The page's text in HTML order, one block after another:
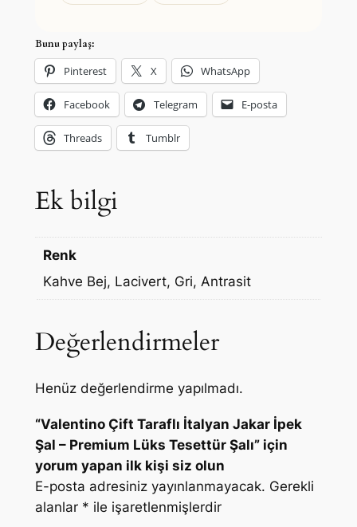
Bunu paylaş:
Pinterest X WhatsApp
Facebook Telegram E-posta
Threads Tumblr
Ek bilgi
Renk
Kahve Bej, Lacivert, Gri, Antrasit
Değerlendirmeler
Henüz değerlendirme yapılmadı.
“Valentino Çift Taraflı İtalyan Jakar İpek
Şal – Premium Lüks Tesettür Şalı” için
yorum yapan ilk kişi siz olun
E-posta adresiniz yayınlanmayacak. Gerekli
alanlar * ile işaretlenmişlerdir